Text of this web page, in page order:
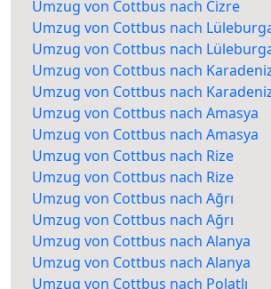
Umzug von Cottbus nach Cizre
Umzug von Cottbus nach
Umzug von Cottbus nach
Umzug von Cottbus nach
Umzug von Cottbus nach
Umzug von Cottbus nach Amasya
Umzug von Cottbus nach Amasya
Umzug von Cottbus nach Rize
Umzug von Cottbus nach Rize
Umzug von Cottbus nach Ağrı
Umzug von Cottbus nach Ağrı
Umzug von Cottbus nach Alanya
Umzug von Cottbus nach Alanya
Umzug von Cottbus nach Polatlı